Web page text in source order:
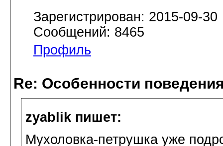
Зарегистрирован: 2015-09-30
Сообщений: 8465
Профиль
Re: Особенности
zyablik пишет:
Мухоловка-петрушка уже